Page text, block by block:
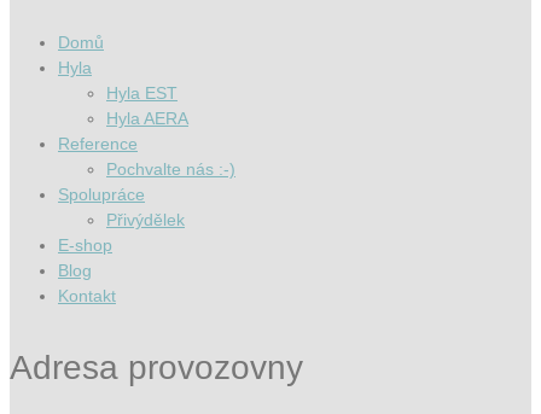
Domů
Hyla
Hyla EST
Hyla AERA
Reference
Pochvalte nás :-)
Spolupráce
Přivýdělek
E-shop
Blog
Kontakt
Adresa provozovny